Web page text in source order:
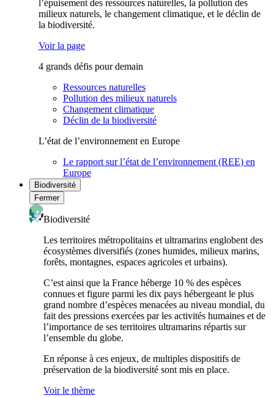
l’épuisement des ressources naturelles, la pollution des
milieux naturels, le changement climatique, et le déclin de
la biodiversité.
Voir la page
4 grands défis pour demain
Ressources naturelles
Pollution des milieux naturels
Changement climatique
Déclin de la biodiversité
L’état de l’environnement en Europe
Le rapport sur l’état de l’environnement (REE) en
Europe
Biodiversité
Fermer
Biodiversité
Les territoires métropolitains et ultramarins englobent des
écosystèmes diversifiés (zones humides, milieux marins,
forêts, montagnes, espaces agricoles et urbains).
C’est ainsi que la France héberge 10 % des espèces
connues et figure parmi les dix pays hébergeant le plus
grand nombre d’espèces menacées au niveau mondial, du
fait des pressions exercées par les activités humaines et de
l’importance de ses territoires ultramarins répartis sur
l’ensemble du globe.
En réponse à ces enjeux, de multiples dispositifs de
préservation de la biodiversité sont mis en place.
Voir le thème